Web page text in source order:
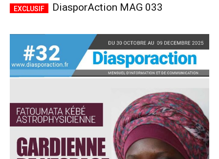
DiasporAction MAG 033